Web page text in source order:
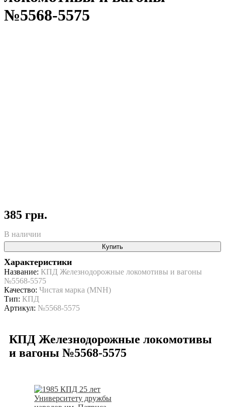
№5568-5575
385 грн.
В наличии
Купить
Характеристики
Название: КПД Железнодорожные локомотивы и вагоны
№5568-5575
Качество: Чистая марка (MNH)
Тип: КПД
Артикул: №5568-5575
КПД Железнодорожные локомотивы
и вагоны №5568-5575